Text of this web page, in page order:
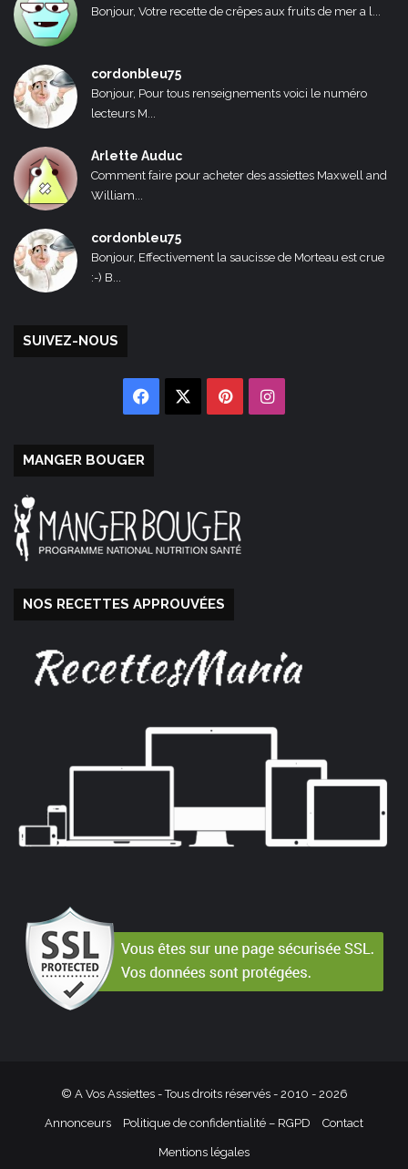
Bonjour, Votre recette de crêpes aux fruits de mer a l...
cordonbleu75
Bonjour, Pour tous renseignements voici le numéro
lecteurs M...
Arlette Auduc
Comment faire pour acheter des assiettes Maxwell and
William...
cordonbleu75
Bonjour, Effectivement la saucisse de Morteau est crue
:-) B...
SUIVEZ-NOUS
Facebook PinterestInstagram
MANGER BOUGER
NOS RECETTES APPROUVÉES
© A Vos Assiettes - Tous droits réservés - 2010 - 2026
Annonceurs Politique de confidentialité – RGPD Contact
Mentions légales